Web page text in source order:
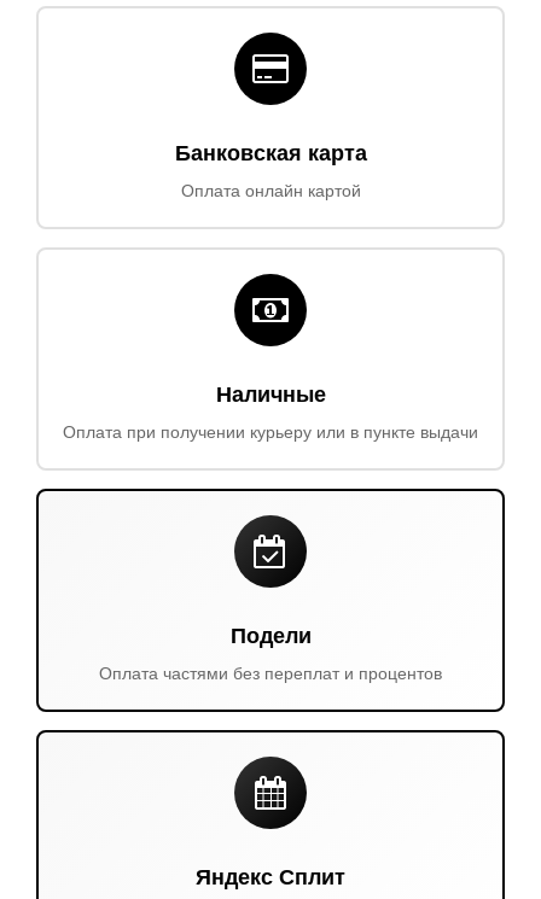
Банковская карта
Оплата онлайн картой
Наличные
Оплата при получении курьеру или в пункте выдачи
Подели
Оплата частями без переплат и процентов
Яндекс Сплит